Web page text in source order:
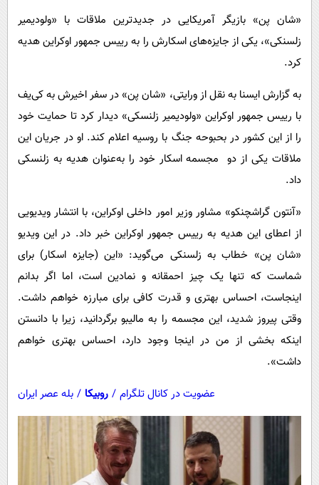
محیط زیست
سلامت
فرهنگی
اجتماعی
حیات وحش
روانشناسی
«شان پن» بازیگر آمریکایی در جدیدترین ملاقات با «ولودیمیر
زلسنکی»، یکی از جایزه‌های اسکارش را به رییس جمهور اوکراین هدیه
کرد.
به گزارش ایسنا به نقل از ورایتی، «شان پن» در سفر اخیرش به کی‌یف
با رییس جمهور اوکراین «ولودیمیر زلنسکی» دیدار کرد تا حمایت خود
را از این کشور در بحبوحه جنگ با روسیه اعلام کند. او در جریان این
ملاقات یکی از دو مجسمه اسکار خود را به‌عنوان هدیه به زلنسکی
داد.
«آنتون گراشچنکو» مشاور وزیر امور داخلی اوکراین، با انتشار ویدیویی
از اعطای این هدیه به رییس جمهور اوکراین خبر داد. در این ویدیو
«شان پن» خطاب به زلسنکی می‌گوید: «این (جایزه اسکار) برای
شماست که تنها یک چیز احمقانه و نمادین است، اما اگر بدانم
اینجاست، احساس بهتری و قدرت کافی برای مبارزه خواهم داشت.
وقتی پیروز شدید، این مجسمه را به مالیبو برگردانید، زیرا با دانستن
اینکه بخشی از من در اینجا وجود دارد، احساس بهتری خواهم
داشت».
عضویت در کانال تلگرام / روبیکا / بله عصر ایران